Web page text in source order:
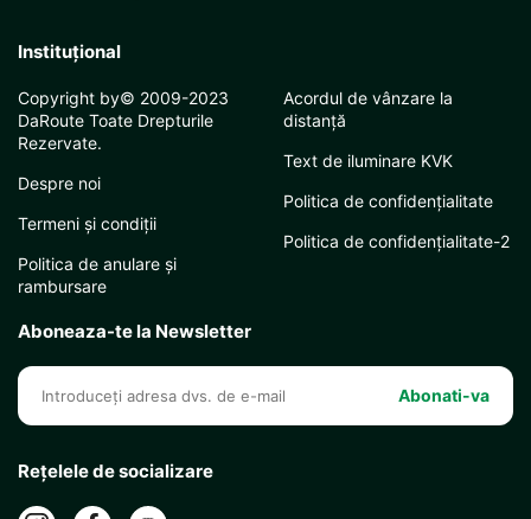
Instituţional
Copyright by© 2009-2023
DaRoute Toate Drepturile
Rezervate.
Despre noi
Termeni și condiții
Politica de anulare și
rambursare
Acordul de vânzare la
distanță
Text de iluminare KVK
Politica de confidențialitate
Politica de confidențialitate-2
Aboneaza-te la Newsletter
Abonati-va
Rețelele de socializare